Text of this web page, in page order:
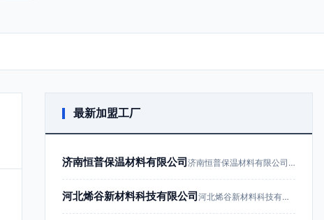
最新加盟工厂
济南恒普保温材料有限公司 济南恒普保温材料有限公司成立于201…
河北烯谷新材料科技有限公司 河北烯谷新材料科技有限公司成立于20…